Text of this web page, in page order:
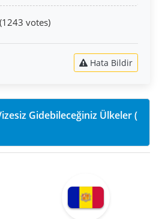
(1243 votes)
Hata Bildir